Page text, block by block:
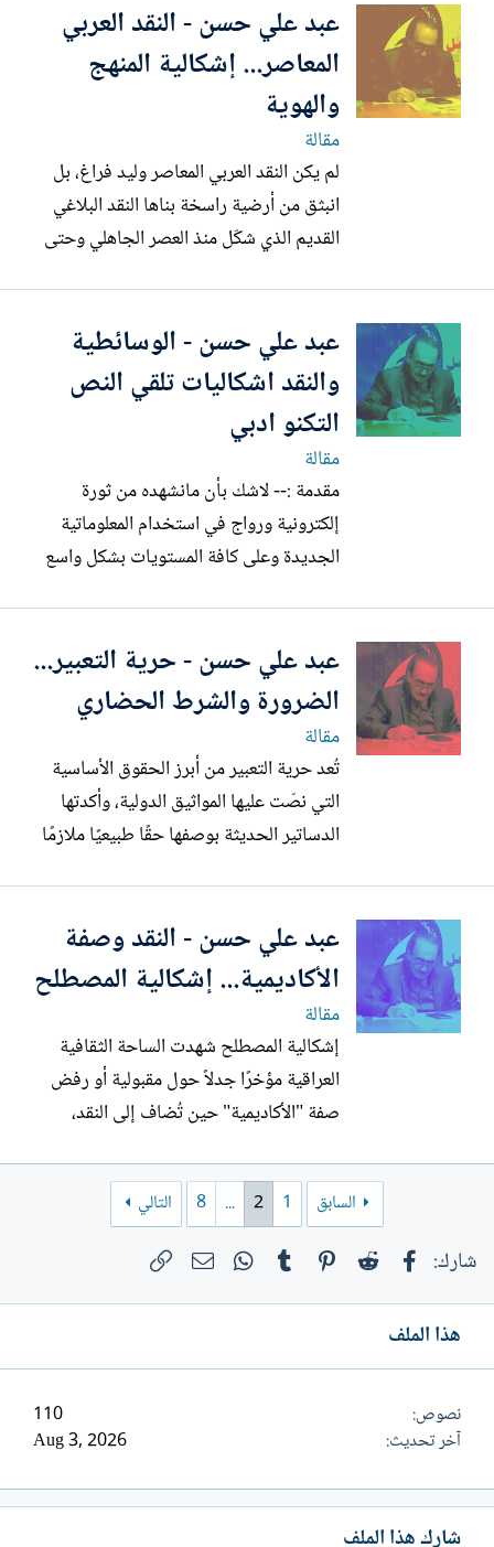
المرويات — لم تُدوَّن مع الحدث ذاته، بل
جُمعت لاحقًا في سياقات فكرية وسياسية
مختلفة، مما يجعلها...
عبد علي حسن - النقد العربي
المعاصر... إشكالية المنهج
والهوية
مقالة
لم يكن النقد العربي المعاصر وليد فراغ، بل
انبثق من أرضية راسخة بناها النقد البلاغي
القديم الذي شكّل منذ العصر الجاهلي وحتى
أمثال الجاحظ، وقدامة بن جعفر، وعبد القاهر
الجرجاني بمفاهيم البيان والبديع والنظم،
وأرسوا...
عبد علي حسن - الوسائطية
والنقد اشكاليات تلقي النص
التكنو ادبي
مقالة
مقدمة :-- لاشك بأن مانشهده من ثورة
إلكترونية ورواج في استخدام المعلوماتية
الجديدة وعلى كافة المستويات بشكل واسع
العولمة كنظام اقتصادي جديد ، فقد ظهر
الوسيط الاتصالي الجديد ليتحوّل العالم إلى
بيتٍ صغير وليس قرية صغيرة و...
عبد علي حسن - حرية التعبير...
الضرورة والشرط الحضاري
مقالة
تُعد حرية التعبير من أبرز الحقوق الأساسية
التي نصّت عليها المواثيق الدولية، وأكدتها
الدساتير الحديثة بوصفها حقًا طبيعيًا ملازمًا
أو الكتابة أو الفن أو أي وسيلة من وسائل
التواصل، دون خوف من رقابة أو عقوبة غير...
عبد علي حسن - النقد وصفة
الأكاديمية... إشكالية المصطلح
مقالة
إشكالية المصطلح شهدت الساحة الثقافية
العراقية مؤخرًا جدلاً حول مقبولية أو رفض
صفة "الأكاديمية" حين تُضاف إلى النقد،
أكاديمي". والحق أنّ هذه الثنائية تكشف
التباسًا في فهم طبيعة النقد ودوره، وتخلط
بين فعل القراءة التأويلية الإبداعية، وبين
شروط البحث الجامعي...
السابق 1
2
...
8 التالي
شارك: فيسبوك Reddit
Pinterest
Tumblr
WhatsAppالبريد الإلكتروني
هذا الملف
نصوص
110
آخر تحديث
Aug 3, 2026
شارك هذا الملف